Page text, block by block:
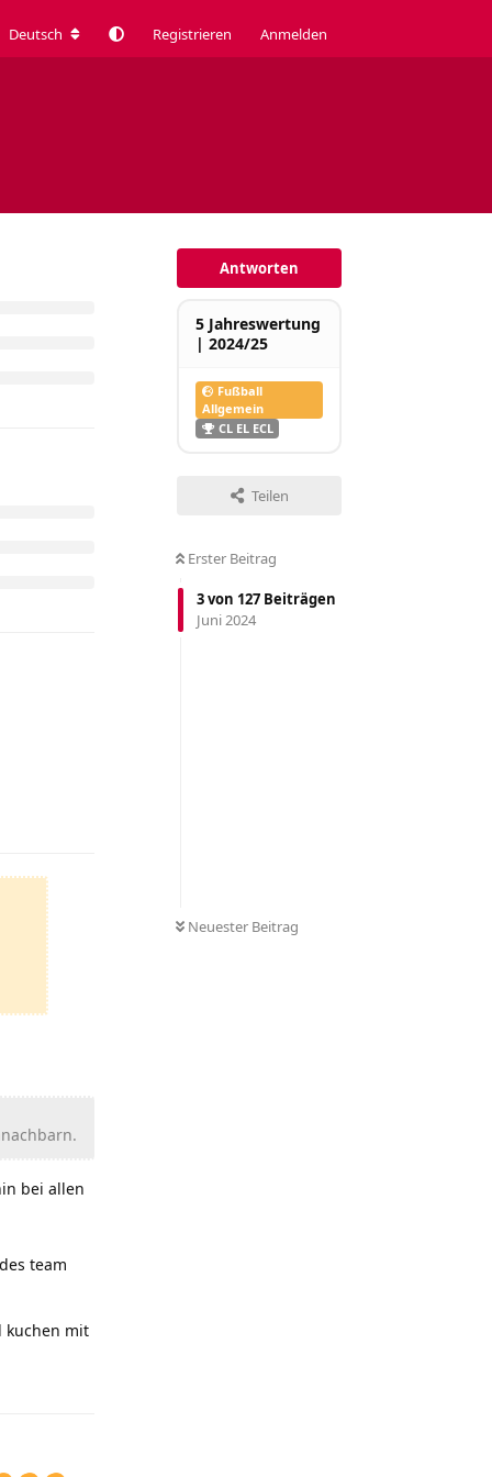
Deutsch Registrieren Anmelden
Antworten
5 Jahreswertung
| 2024/25
Fußball
Allgemein
CL EL ECL
Teilen
Erster Beitrag
3von 127 Beiträgen
Juni 2024
Neuester Beitrag
bei allen
team
kuchen mit